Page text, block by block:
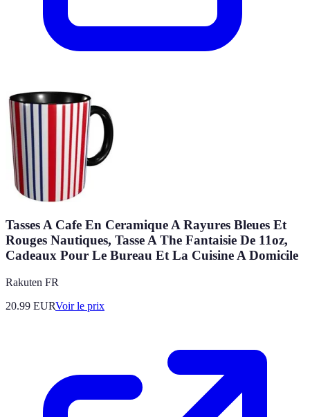
Tasses A Cafe En Ceramique A Rayures Bleues Et
Rouges Nautiques, Tasse A The Fantaisie De 11oz,
Cadeaux Pour Le Bureau Et La Cuisine A Domicile
Rakuten FR
20.99 EURVoir le prix